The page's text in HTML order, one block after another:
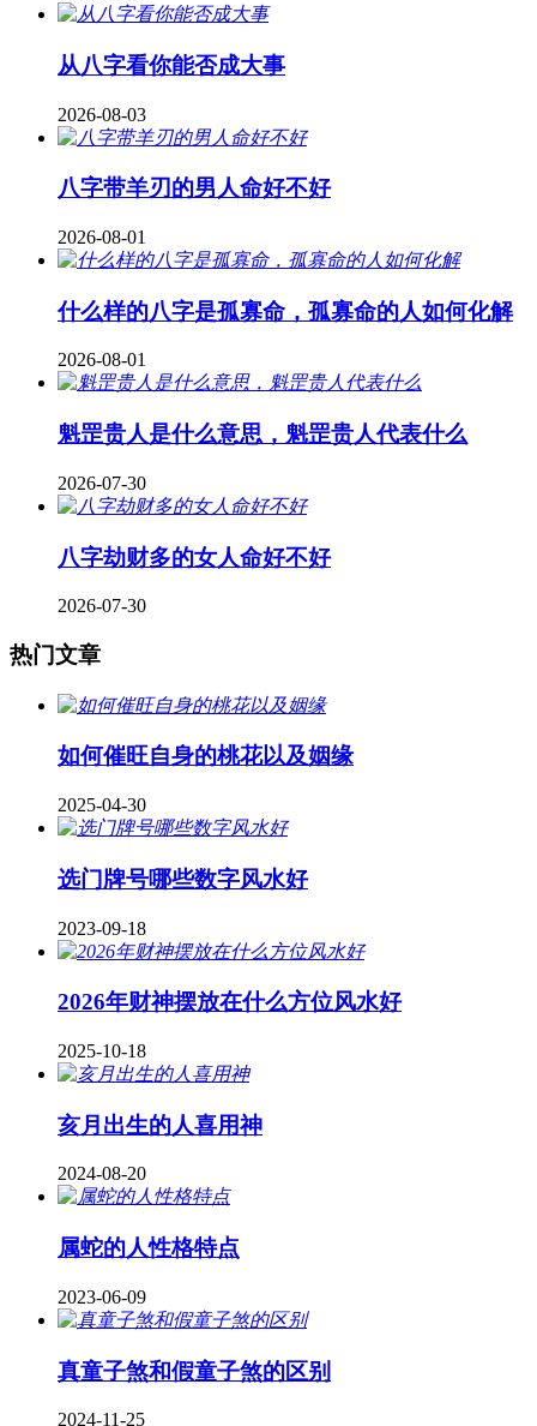
从八字看你能否成大事
2026-08-03
八字带羊刃的男人命好不好
2026-08-01
什么样的八字是孤寡命，孤寡命的人如何化解
2026-08-01
魁罡贵人是什么意思，魁罡贵人代表什么
2026-07-30
八字劫财多的女人命好不好
2026-07-30
热门文章
如何催旺自身的桃花以及姻缘
2025-04-30
​选门牌号哪些数字风水好
2023-09-18
2026年财神摆放在什么方位风水好
2025-10-18
亥月出生的人喜用神
2024-08-20
属蛇的人性格特点
2023-06-09
真童子煞和假童子煞的区别
2024-11-25